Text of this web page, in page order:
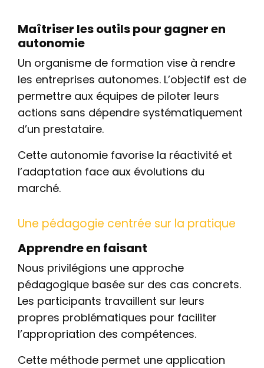
Maîtriser les outils pour gagner en
autonomie
Un organisme de formation vise à rendre
les entreprises autonomes. L’objectif est de
permettre aux équipes de piloter leurs
actions sans dépendre systématiquement
d’un prestataire.
Cette autonomie favorise la réactivité et
l’adaptation face aux évolutions du
marché.
Une pédagogie centrée sur la pratique
Apprendre en faisant
Nous privilégions une approche
pédagogique basée sur des cas concrets.
Les participants travaillent sur leurs
propres problématiques pour faciliter
l’appropriation des compétences.
Cette méthode permet une application